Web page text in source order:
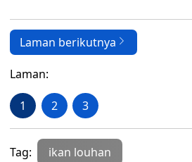
Laman berikutnya
Laman:
1 2 3
Tag: ikan louhan